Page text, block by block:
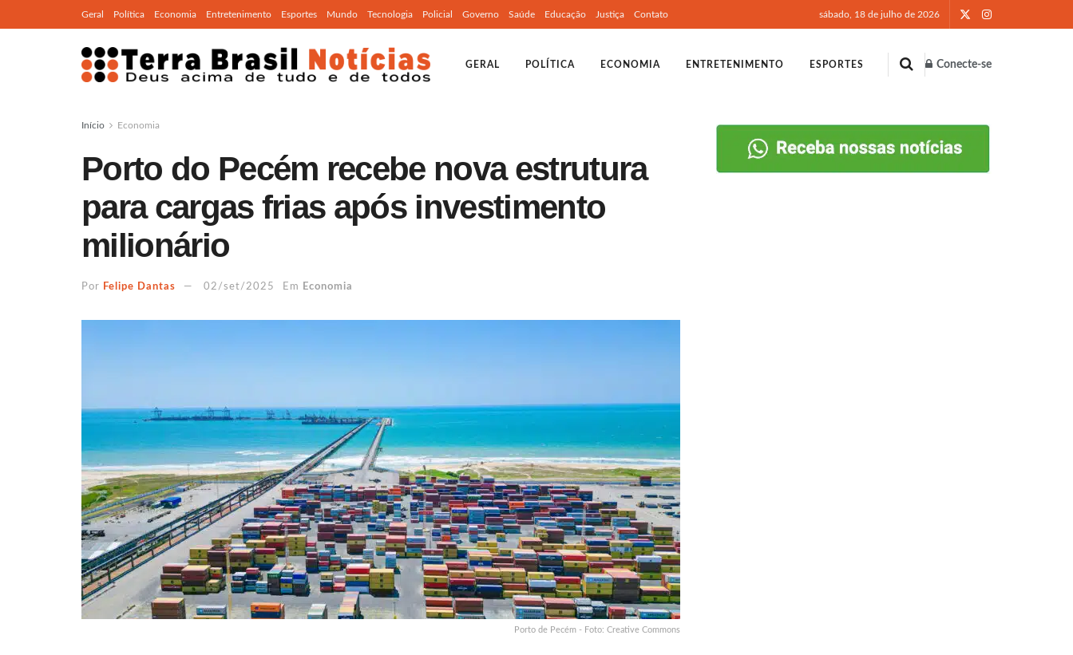
Geral Política Economia Entretenimento Esportes Mundo Tecnologia Policial Governo Saúde Educação Justiça Contato sábado, 18 de julho de 2026
GERAL POLÍTICA ECONOMIA ENTRETENIMENTO ESPORTES Conecte-se
Início Economia
Porto do Pecém recebe nova estrutura
para cargas frias após investimento
milionário
Por Felipe Dantas 02/set/2025 Em Economia
Porto de Pecém - Foto: Creative Commons